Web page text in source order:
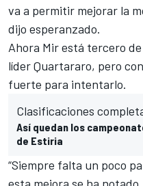
va a permitir mejorar la
dijo esperanzado.
Ahora Mir está tercero
líder Quartararo, pero
fuerte para intentarlo.
Clasificaciones
Así quedan los
de Estiria
“Siempre falta un poco
esta mejora se ha